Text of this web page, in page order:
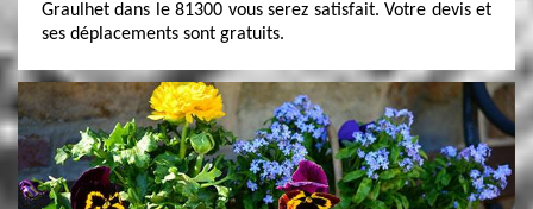
Graulhet dans le 81300 vous serez satisfait. Votre devis et
ses déplacements sont gratuits.